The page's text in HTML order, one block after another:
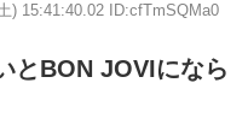
) 15:41:40.02 ID:cfTmSQMa0
とBON JOVIになら